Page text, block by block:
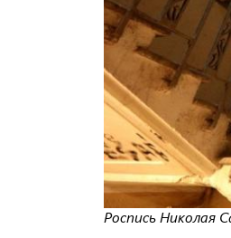
Роспись Николая